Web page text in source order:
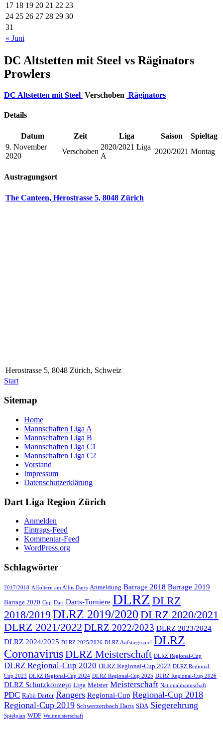
« Juni
17 18 19 20 21 22 23
24 25 26 27 28 29 30
31
DC Altstetten mit Steel vs Räginators
Prowlers
DC Altstetten mit Steel Verschoben Räginators
Details
Datum Zeit Liga Saison
Spieltag
9. November
2020
Verschoben
2020/2021 Liga
A
2020/2021 Montag
Austragungsort
The Canteen, Herostrasse 5, 8048 Zürich
Herostrasse 5, 8048 Zürich, Schweiz
Start
Sitemap
Home
Mannschaften Liga A
Mannschaften Liga B
Mannschaften Liga C1
Mannschaften Liga C2
Vorstand
Impressum
Datenschutzerklärung
Dart Liga Region Zürich
Anmelden
Eintrags-Feed
Kommentar-Feed
WordPress.org
Schlagwörter
2017/2018 Affoltern am Albis Darts Anmeldung Barrage 2018 Barrage 2019
Barrage 2020 Cup Dart Darts-Turniere DLRZ DLRZ
2018/2019 DLRZ 2019/2020 DLRZ 2020/2021
DLRZ 2021/2022 DLRZ 2022/2023 DLRZ 2023/2024
DLRZ 2024/2025 DLRZ 2025/2026 DLRZ Aufstiegsspiel DLRZ
CoronavirusDLRZ Meisterschaft DLRZ Regional-Cup
DLRZ Regional-Cup 2020 DLRZ Regional-Cup 2022 DLRZ Regional-
Cup 2023 DLRZ Regional-Cup 2024 DLRZ Regional-Cup 2025 DLRZ Regional-Cup 2026
DLRZ Schutzkonzept Liga Meister Meisterschaft Nationalmannschaft
PDC Rabä Darter Rangers Regional-Cup Regional-Cup 2018
Regional-Cup 2019 Schwerzenbach Darts SDA Siegerehrung
Spielplan WDF Weltmeisterschaft